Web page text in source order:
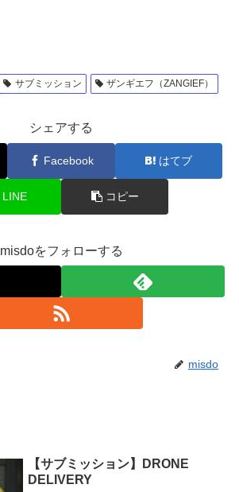
サブミッション ザンギエフ（ZANGIEF）
シェアする
Facebook はてブ
LINE コピー
misdoをフォローする
misdo
【サブミッション】DRONE
DELIVERY